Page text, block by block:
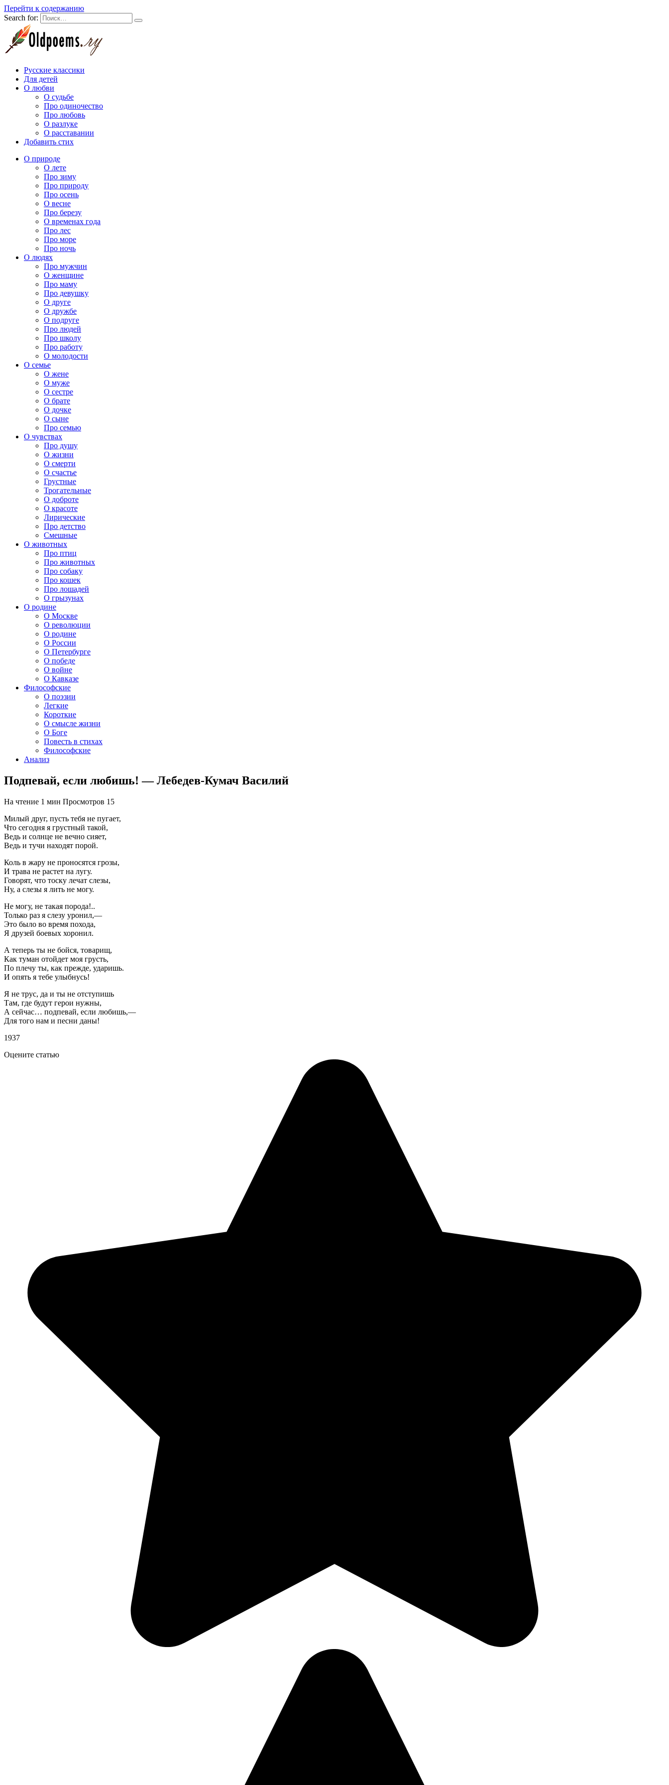
Перейти к содержанию
Search for:
Русские классики
Для детей
О любви
О судьбе
Про одиночество
Про любовь
О разлуке
О расставании
Добавить стих
О природе
О лете
Про зиму
Про природу
Про осень
О весне
Про березу
О временах года
Про лес
Про море
Про ночь
О людях
Про мужчин
О женщине
Про маму
Про девушку
О друге
О дружбе
О подруге
Про людей
Про школу
Про работу
О молодости
О семье
О жене
О муже
О сестре
О брате
О дочке
О сыне
Про семью
О чувствах
Про душу
О жизни
О смерти
О счастье
Грустные
Трогательные
О доброте
О красоте
Лирические
Про детство
Смешные
О животных
Про птиц
Про животных
Про собаку
Про кошек
Про лошадей
О грызунах
О родине
О Москве
О революции
О родине
О России
О Петербурге
О победе
О войне
О Кавказе
Философские
О поэзии
Легкие
Короткие
О смысле жизни
О Боге
Повесть в стихах
Философские
Анализ
Подпевай, если любишь! — Лебедев-Кумач Василий
На чтение 1 мин Просмотров 15
Милый друг, пусть тебя не пугает,
Что сегодня я грустный такой,
Ведь и солнце не вечно сияет,
Ведь и тучи находят порой.
Коль в жару не проносятся грозы,
И трава не растет на лугу.
Говорят, что тоску лечат слезы,
Ну, а слезы я лить не могу.
Не могу, не такая порода!..
Только раз я слезу уронил,—
Это было во время похода,
Я друзей боевых хоронил.
А теперь ты не бойся, товарищ,
Как туман отойдет моя грусть,
По плечу ты, как прежде, ударишь.
И опять я тебе улыбнусь!
Я не трус, да и ты не отступишь
Там, где будут герои нужны,
А сейчас… подпевай, если любишь,—
Для того нам и песни даны!
1937
Оцените статью